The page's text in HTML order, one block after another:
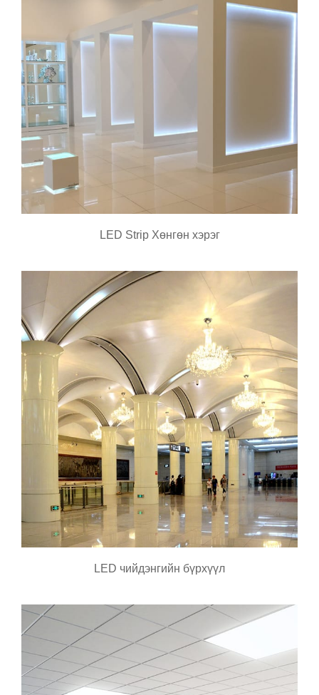
LED Strip Хөнгөн хэрэг
LED чийдэнгийн бүрхүүл